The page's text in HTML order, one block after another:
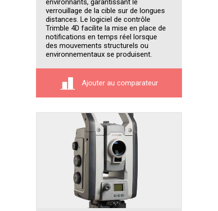
environnants, garantissant le
verrouillage de la cible sur de longues
distances. Le logiciel de contrôle
Trimble 4D facilite la mise en place de
notifications en temps réel lorsque
des mouvements structurels ou
environnementaux se produisent.
Ajouter au comparateur